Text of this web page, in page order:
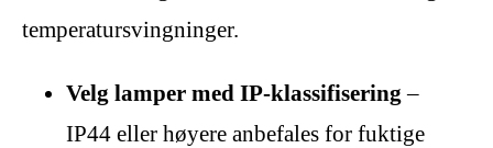
temperatursvingninger.
Velg lamper med IP-klassifisering –
IP44 eller høyere anbefales for fuktige